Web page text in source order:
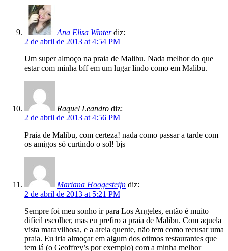
Ana Elisa Winter diz:
2 de abril de 2013 at 4:54 PM
Um super almoço na praia de Malibu. Nada melhor do que
estar com minha bff em um lugar lindo como em Malibu.
Raquel Leandro diz:
2 de abril de 2013 at 4:56 PM
Praia de Malibu, com certeza! nada como passar a tarde com
os amigos só curtindo o sol! bjs
Mariana Hoogesteijn diz:
2 de abril de 2013 at 5:21 PM
Sempre foi meu sonho ir para Los Angeles, então é muito
difícil escolher, mas eu prefiro a praia de Malibu. Com aquela
vista maravilhosa, e a areia quente, não tem como recusar uma
praia. Eu iria almoçar em algum dos otimos restaurantes que
tem lá (o Geoffrey’s por exemplo) com a minha melhor